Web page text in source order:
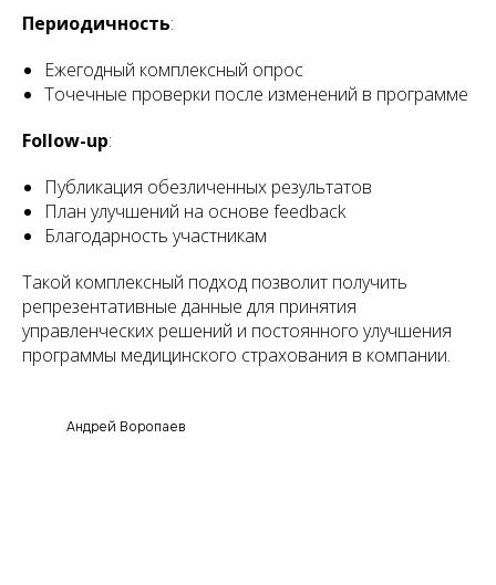
Периодичность:
Ежегодный комплексный опрос
Точечные проверки после изменений в программе
Follow-up:
Публикация обезличенных результатов
План улучшений на основе feedback
Благодарность участникам
Такой комплексный подход позволит получить
репрезентативные данные для принятия
управленческих решений и постоянного улучшения
программы медицинского страхования в компании.
Андрей Воропаев